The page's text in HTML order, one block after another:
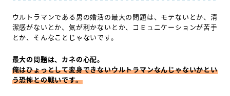
ウルトラマンである男の婚活の最大の問題は、モテないとか、清
潔感がないとか、気が利かないとか、コミュニケーションが苦手
とか、そんなことじゃないです。
最大の問題は、カネの心配。
俺はひょっとして変身できないウルトラマンなんじゃないかとい
う恐怖との戦いです。